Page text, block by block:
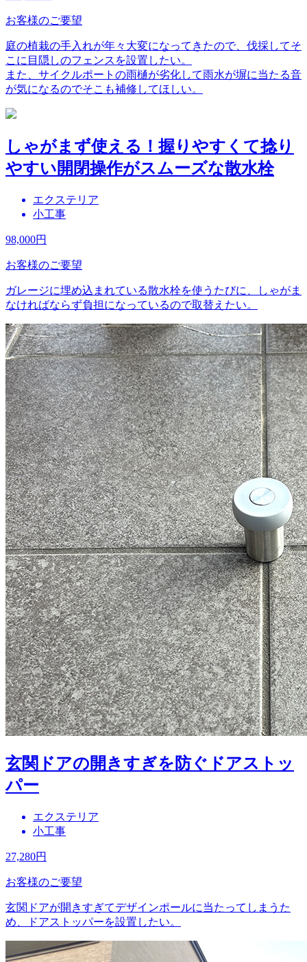
お客様のご要望
庭の植栽の手入れが年々大変になってきたので、伐採してそ
こに目隠しのフェンスを設置したい。
また、サイクルポートの雨樋が劣化して雨水が塀に当たる音
が気になるのでそこも補修してほしい。
しゃがまず使える！握りやすくて捻り
やすい開閉操作がスムーズな散水栓
エクステリア
小工事
98,000円
お客様のご要望
ガレージに埋め込まれている散水栓を使うたびに、しゃがま
なければならず負担になっているので取替えたい。
玄関ドアの開きすぎを防ぐドアストッ
パー
エクステリア
小工事
27,280円
お客様のご要望
玄関ドアが開きすぎてデザインポールに当たってしまうた
め、ドアストッパーを設置したい。